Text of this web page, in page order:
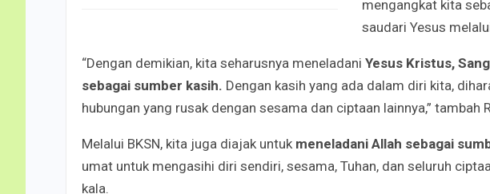
mengangkat kita
saudari Yesus
“Dengan demikian, kita seharusnya meneladani Yesus Kristus,
sebagai sumber kasih. Dengan kasih yang ada dalam diri kita,
hubungan yang rusak dengan sesama dan ciptaan lainnya,” tambah
Melalui BKSN, kita juga diajak untuk meneladani Allah sebagai
umat untuk mengasihi diri sendiri, sesama, Tuhan, dan seluruh
kala.